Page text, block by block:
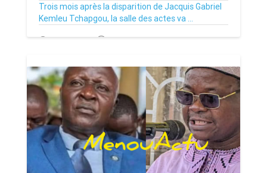
Trois mois après la disparition de Jacquis Gabriel
Kemleu Tchapgou, la salle des actes va ...
13/07/26 Par MenouActu 0